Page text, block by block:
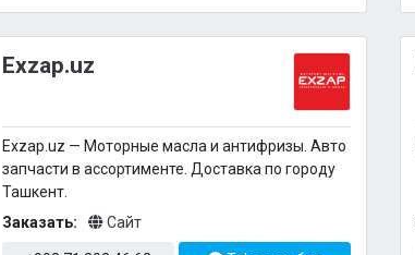
Exzap.uz
Exzap.uz — Моторные масла и антифризы. Авто
запчасти в ассортименте. Доставка по городу
Ташкент.
Заказать:
Сайт